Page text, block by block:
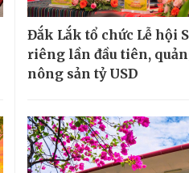
Đắk Lắk tổ chức Lễ hội
riêng lần đầu tiên,
nông sản tỷ USD